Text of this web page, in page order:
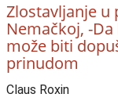
Zlostavljanje u
Nemačkoj, -
može biti
prinudom
Claus Roxin